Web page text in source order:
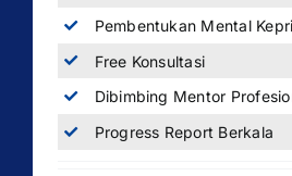
Pembentukan Mental
Free Konsultasi
Dibimbing Mentor
Progress Report Berkala